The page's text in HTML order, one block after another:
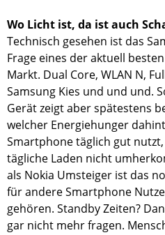
Wo Licht ist, da ist auch
Technisch gesehen ist das
Frage eines der aktuell
Markt. Dual Core, WLAN N,
Samsung Kies und und und.
Gerät zeigt aber spätestens
welcher Energiehunger
Smartphone täglich gut
tägliche Laden nicht
als Nokia Umsteiger ist das
für andere Smartphone
gehören. Standby Zeiten?
gar nicht mehr fragen.